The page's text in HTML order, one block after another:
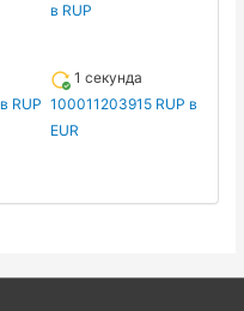
в RUP
RUP
1 секунда
100011203915 RUP в
EUR